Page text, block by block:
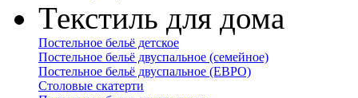
Текстиль для дома
Постельное бельё детское
Постельное бельё двуспальное (семейное)
Постельное бельё двуспальное (ЕВРО)
Столовые скатерти